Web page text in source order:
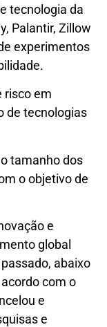
tecnologia da
Palantir, Zillow
experimentos
risco em
de tecnologias
tamanho dos
o objetivo de
e
global
abaixo
com o
e
e